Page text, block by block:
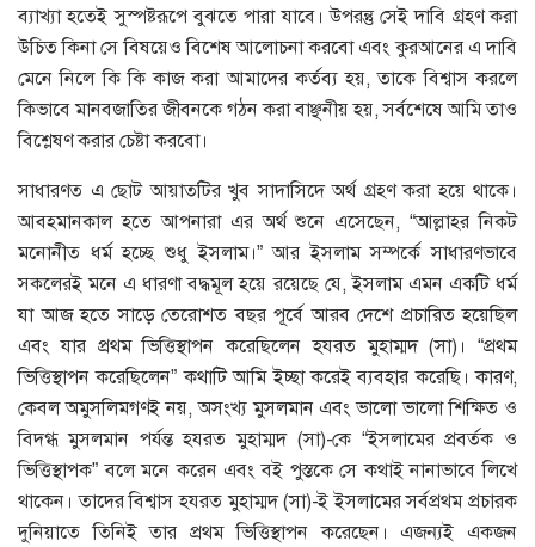
ব্যাখ্যা হতেই সুস্পষ্টরূপে বুঝতে পারা যাবে। উপরন্তু সেই দাবি গ্রহণ করা
উচিত কিনা সে বিষয়েও বিশেষ আলোচনা করবো এবং কুরআনের এ দাবি
মেনে নিলে কি কি কাজ করা আমাদের কর্তব্য হয়, তাকে বিশ্বাস করলে
কিভাবে মানবজাতির জীবনকে গঠন করা বাঞ্ছনীয় হয়, সর্বশেষে আমি তাও
বিশ্লেষণ করার চেষ্টা করবো।
সাধারণত এ ছোট আয়াতটির খুব সাদাসিদে অর্থ গ্রহণ করা হয়ে থাকে।
আবহমানকাল হতে আপনারা এর অর্থ শুনে এসেছেন, “আল্লাহর নিকট
মনোনীত ধর্ম হচ্ছে শুধু ইসলাম।” আর ইসলাম সম্পর্কে সাধারণভাবে
সকলেরই মনে এ ধারণা বদ্ধমূল হয়ে রয়েছে যে, ইসলাম এমন একটি ধর্ম
যা আজ হতে সাড়ে তেরোশত বছর পূর্বে আরব দেশে প্রচারিত হয়েছিল
এবং যার প্রথম ভিত্তিস্থাপন করেছিলেন হযরত মুহাম্মদ (সা)। “প্রথম
ভিত্তিস্থাপন করেছিলেন” কথাটি আমি ইচ্ছা করেই ব্যবহার করেছি। কারণ,
কেবল অমুসলিমগণই নয়, অসংখ্য মুসলমান এবং ভালো ভালো শিক্ষিত ও
বিদগ্ধ মুসলমান পর্যন্ত হযরত মুহাম্মদ (সা)-কে “ইসলামের প্রবর্তক ও
ভিত্তিস্থাপক” বলে মনে করেন এবং বই পুস্তকে সে কথাই নানাভাবে লিখে
থাকেন। তাদের বিশ্বাস হযরত মুহাম্মদ (সা)-ই ইসলামের সর্বপ্রথম প্রচারক
দুনিয়াতে তিনিই তার প্রথম ভিত্তিস্থাপন করেছেন। এজন্যই একজন